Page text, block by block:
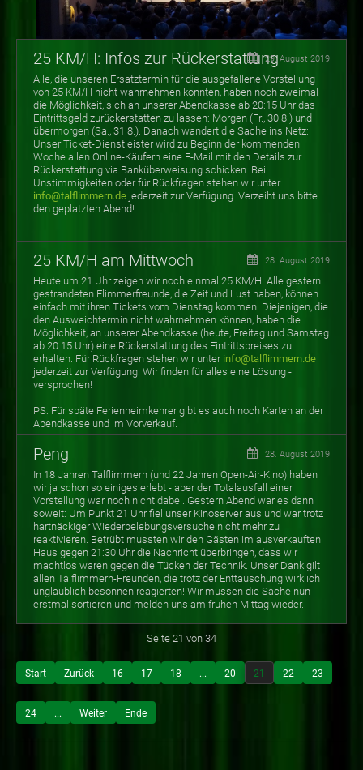
25 KM/H: Infos zur Rückerstattung29. August 2019
Alle, die unseren Ersatztermin für die ausgefallene Vorstellung
von 25 KM/H nicht wahrnehmen konnten, haben noch zweimal
die Möglichkeit, sich an unserer Abendkasse ab 20:15 Uhr das
Eintrittsgeld zurückerstatten zu lassen: Morgen (Fr., 30.8.) und
übermorgen (Sa., 31.8.). Danach wandert die Sache ins Netz:
Unser Ticket-Dienstleister wird zu Beginn der kommenden
Woche allen Online-Käufern eine E-Mail mit den Details zur
Rückerstattung via Banküberweisung schicken. Bei
Unstimmigkeiten oder für Rückfragen stehen wir unter
info@talflimmern.de jederzeit zur Verfügung. Verzeiht uns bitte
den geplatzten Abend!
25 KM/H am Mittwoch 28. August 2019
Heute um 21 Uhr zeigen wir noch einmal 25 KM/H! Alle gestern
gestrandeten Flimmerfreunde, die Zeit und Lust haben, können
einfach mit ihren Tickets vom Dienstag kommen. Diejenigen, die
den Ausweichtermin nicht wahrnehmen können, haben die
Möglichkeit, an unserer Abendkasse (heute, Freitag und Samstag
ab 20:15 Uhr) eine Rückerstattung des Eintrittspreises zu
erhalten. Für Rückfragen stehen wir unter info@talflimmern.de
jederzeit zur Verfügung. Wir finden für alles eine Lösung -
versprochen!
PS: Für späte Ferienheimkehrer gibt es auch noch Karten an der
Abendkasse und im Vorverkauf.
Peng 28. August 2019
In 18 Jahren Talflimmern (und 22 Jahren Open-Air-Kino) haben
wir ja schon so einiges erlebt - aber der Totalausfall einer
Vorstellung war noch nicht dabei. Gestern Abend war es dann
soweit: Um Punkt 21 Uhr fiel unser Kinoserver aus und war trotz
hartnäckiger Wiederbelebungsversuche nicht mehr zu
reaktivieren. Betrübt mussten wir den Gästen im ausverkauften
Haus gegen 21:30 Uhr die Nachricht überbringen, dass wir
machtlos waren gegen die Tücken der Technik. Unser Dank gilt
allen Talflimmern-Freunden, die trotz der Enttäuschung wirklich
unglaublich besonnen reagierten! Wir müssen die Sache nun
erstmal sortieren und melden uns am frühen Mittag wieder.
Seite 21 von 34
Start Zurück 16 17 18 ... 20 21 22 23
24 ... Weiter Ende